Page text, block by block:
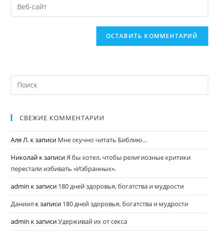
СВЕЖИЕ КОММЕНТАРИИ
Аля Л. к записи Мне скучно читать Библию…
Николай к записиЯ бы хотел, чтобы религиозные критики
перестали избивать «Избранных».
admin к записи 180 дней здоровья, богатства и мудрости
Даниил к записи 180 дней здоровья, богатства и мудрости
admin к записиУдерживай их от секса